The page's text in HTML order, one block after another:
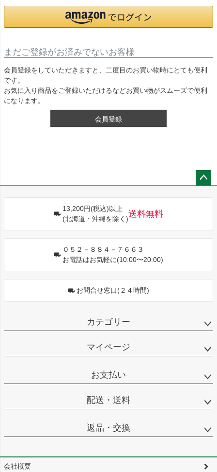
まだご登録がお済みでないお客様
会員登録をしていただきますと、二度目のお買い物時にとても便利
です。
お気に入り商品をご登録いただけるなどお買い物がスムーズで便利
になります。
会員登録
13,200円(税込)以上
(北海道・沖縄を除く)
送料無料
０５２－８８４－７６６３
お電話はお気軽に(10:00〜20:00)
お問合せ窓口(２４時間)
カテゴリー
マイページ
お支払い
配送・送料
返品・交換
会社概要